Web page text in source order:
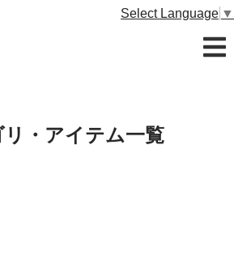
Select Language ▼
リ・アイテム一覧